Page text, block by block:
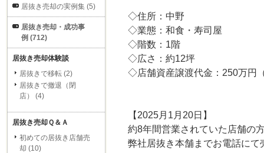
◇住所：中野
◇業態：和食・寿司屋
◇階数：1階
◇広さ：約12坪
◇店舗資産譲渡代金：250万円
【2025月1月20日】
約8年間営業されていた店舗の
弊社居抜き本舗までお電話に
居抜き売却の実例集 (5)
居抜き売却・成功事
例 (712)
居抜き売却体験談
居抜きで移転 (2)
居抜きで撤退（閉
店） (4)
居抜き売却Ｑ＆Ａ
初めての居抜き店舗売
却 (10)